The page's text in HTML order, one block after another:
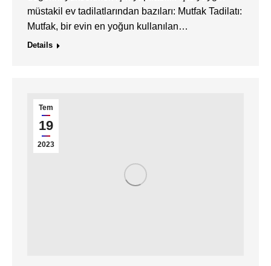
müstakil ev tadilatlarından bazıları: Mutfak Tadilatı:
Mutfak, bir evin en yoğun kullanılan…
Details
Tem
19
2023